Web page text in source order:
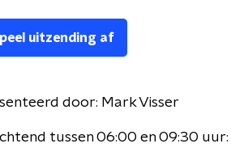
uitzending af
door: Mark Visser
tussen 06:00 en 09:30